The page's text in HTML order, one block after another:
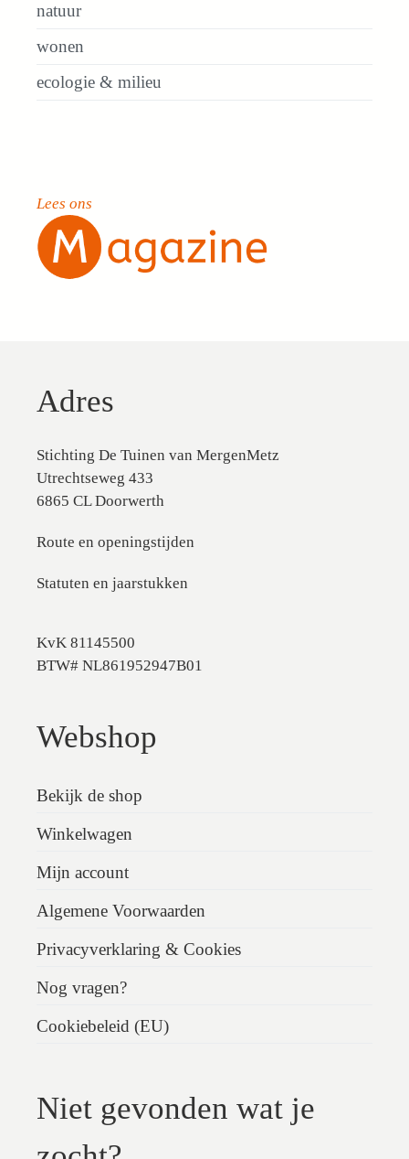
natuur
wonen
ecologie & milieu
Lees ons
Adres
Stichting De Tuinen van MergenMetz
Utrechtseweg 433
6865 CL Doorwerth
Route en openingstijden
Statuten en jaarstukken
KvK 81145500
BTW# NL861952947B01
Webshop
Bekijk de shop
Winkelwagen
Mijn account
Algemene Voorwaarden
Privacyverklaring & Cookies
Nog vragen?
Cookiebeleid (EU)
Niet gevonden wat je